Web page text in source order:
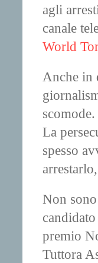
agli
canale
World
Anche in
scomode.
La
spesso
Non
premio
Tuttora